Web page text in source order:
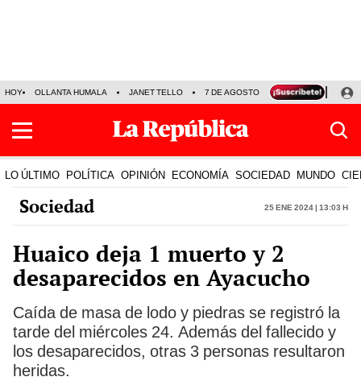
HOY OLLANTA HUMALA JANET TELLO 7 DE AGOSTO TINKA RESULTADOS
LO ÚLTIMO POLÍTICA OPINIÓN ECONOMÍA SOCIEDAD MUNDO
Sociedad 25 Ene 2024 | 13:03 h
Huaico deja 1 muerto y 2
desaparecidos en Ayacucho
Caída de masa de lodo y piedras se registró la
tarde del miércoles 24. Además del fallecido y
los desaparecidos, otras 3 personas resultaron
heridas.